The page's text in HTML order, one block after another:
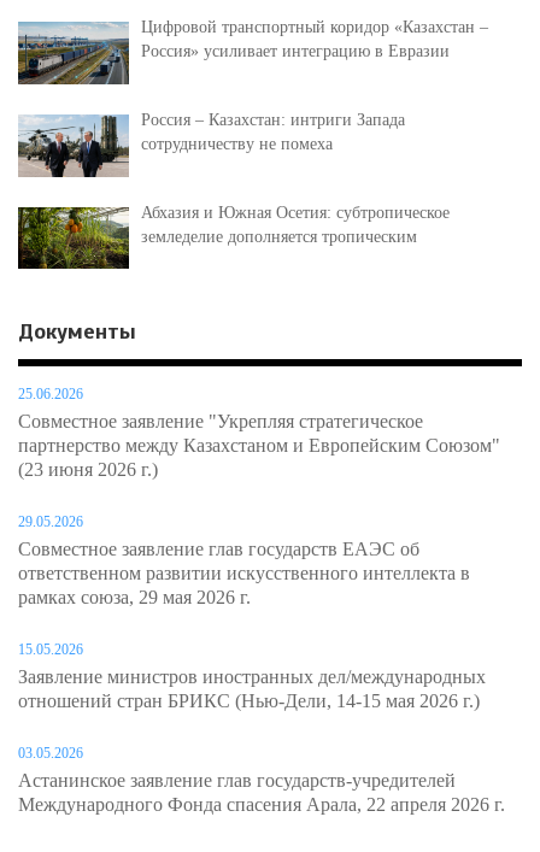
Цифровой транспортный коридор «Казахстан –
Россия» усиливает интеграцию в Евразии
Россия – Казахстан: интриги Запада
сотрудничеству не помеха
Абхазия и Южная Осетия: субтропическое
земледелие дополняется тропическим
Документы
25.06.2026
Совместное заявление "Укрепляя стратегическое
партнерство между Казахстаном и Европейским Союзом"
(23 июня 2026 г.)
29.05.2026
Совместное заявление глав государств ЕАЭС об
ответственном развитии искусственного интеллекта в
рамках союза, 29 мая 2026 г.
15.05.2026
Заявление министров иностранных дел/международных
отношений стран БРИКС (Нью-Дели, 14-15 мая 2026 г.)
03.05.2026
Астанинское заявление глав государств-учредителей
Международного Фонда спасения Арала, 22 апреля 2026 г.